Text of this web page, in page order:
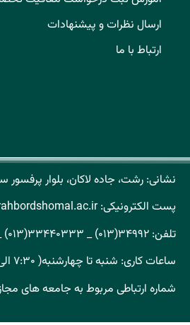
ارسال نظرات و پیشنهادات
ارتباط با ما
نشانی: رشت، جاده لاکان، بلوار پرفسور سمیعی، ۵۰۰ متر بالاتر از پل طالشان کد
پست الکترونیکی: info@rahbordshomal.ac.ir
تلفن: ۳۴۹۹۲(۰۱۳) _ ۳۳۴۴۰۳۳۳(۰۱۳) _ ۳۳۴۲۵۵۱۵(۰۱۳) دورنگار: ۳۳۳۲۴۸۴۳(۰۱۳)
ساعات کاری: شنبه تا چهارشنبه( ۷:۳۰ الی ۱۵:۰۰) – پنجشنبه ها (۷:۳۰ الی ۱۴:۰۰)
شماره ارتباطی مربوط به جامعه های مجازی: